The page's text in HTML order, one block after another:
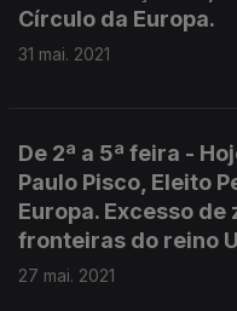
Círculo da Europa.
31 mai. 2021
De 2ª a 5ª feira -
Paulo Pisco, Eleito
Europa. Excesso
fronteiras do reino
27 mai. 2021